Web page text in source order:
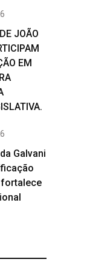
JOÃO
EM
Galvani